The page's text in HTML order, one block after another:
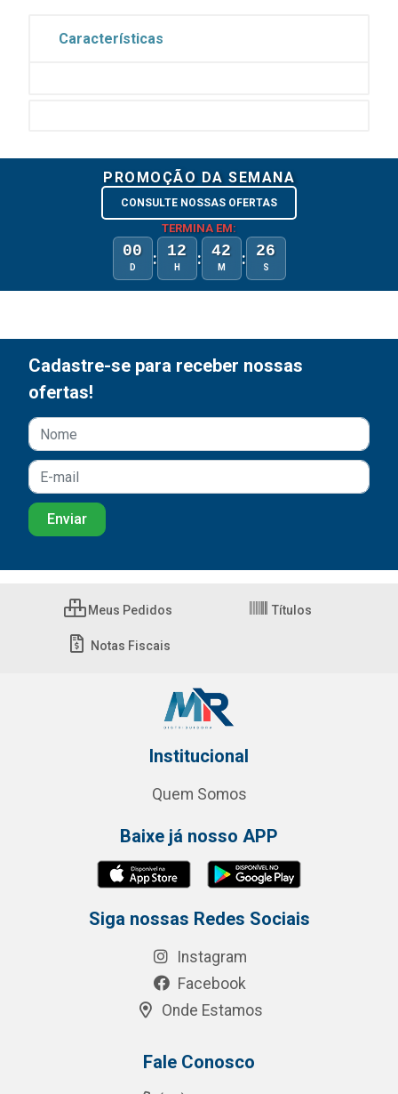
Características
PROMOÇÃO DA SEMANA
CONSULTE NOSSAS OFERTAS
TERMINA EM:
00
D : 12
H : 42
M : 26
S
Cadastre-se para receber nossas
ofertas!
Meus Pedidos Títulos
Notas Fiscais
Institucional
Quem Somos
Baixe já nosso APP
Siga nossas Redes Sociais
Instagram
Facebook
Onde Estamos
Fale Conosco